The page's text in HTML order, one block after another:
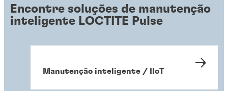
Encontre soluções de manutenção
inteligente LOCTITE Pulse
Manutenção inteligente / IIoT